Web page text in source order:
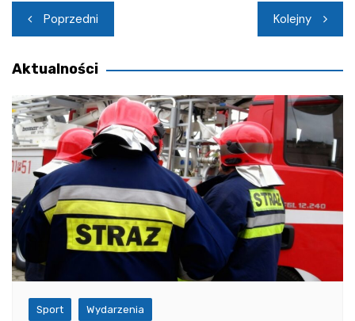
Nawigacja
wpisu
Poprzedni Kolejny
Aktualności
Sport Wydarzenia